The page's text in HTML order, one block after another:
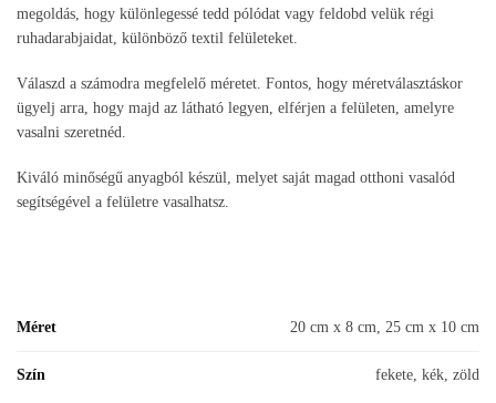
megoldás, hogy különlegessé tedd pólódat vagy feldobd velük régi
ruhadarabjaidat, különböző textil felületeket.
Válaszd a számodra megfelelő méretet. Fontos, hogy méretválasztáskor
ügyelj arra, hogy majd az látható legyen, elférjen a felületen, amelyre
vasalni szeretnéd.
Kiváló minőségű anyagból készül, melyet saját magad otthoni vasalód
segítségével a felületre vasalhatsz.
Méret 20 cm x 8 cm, 25 cm x 10 cm
Szín fekete, kék, zöld